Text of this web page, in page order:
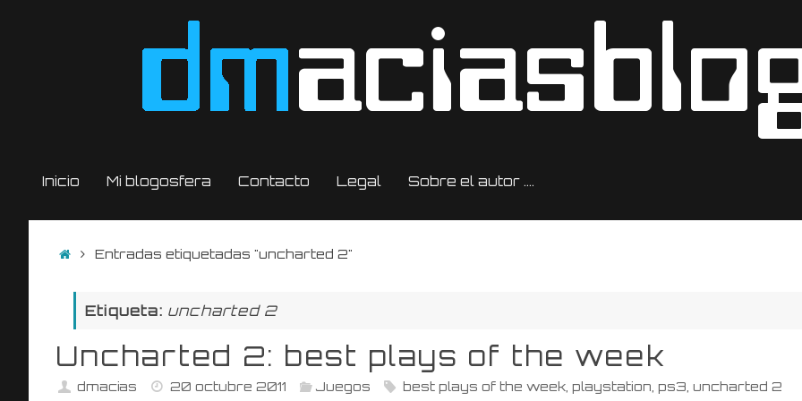
Inicio Mi blogosfera Contacto Legal Sobre el autor ….
InicioEntradas etiquetadas "uncharted 2"
Etiqueta: uncharted 2
Uncharted 2: best plays of the week
dmacias 20 octubre 2011 Juegos best plays of the week ,playstation ,ps3 ,uncharted 2